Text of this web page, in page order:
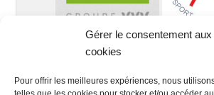
Gérer le consentement aux
cookies
Pour offrir les meilleures expériences, nous